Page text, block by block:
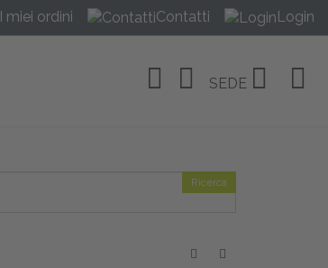
I miei ordini Contatti Login
SEDE
Ricerca